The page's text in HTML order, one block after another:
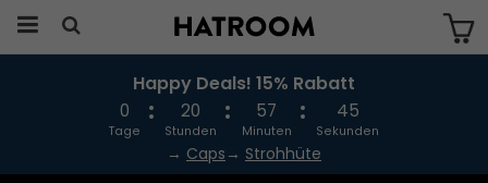
Das Produkt wurde in Ihren Warenkorb
gelegt
Happy Deals! 15% Rabatt
0
Tage
20
Stunden
57
Minuten
44
Sekunden
→ Caps → Strohhüte